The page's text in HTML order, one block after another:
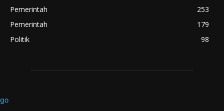
Pemerintah
253
Pemerintah
179
Politik
98